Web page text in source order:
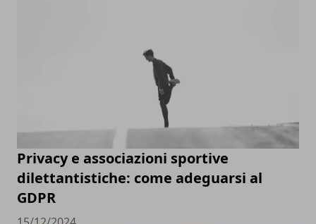
Privacy e associazioni sportive
dilettantistiche: come adeguarsi al
GDPR